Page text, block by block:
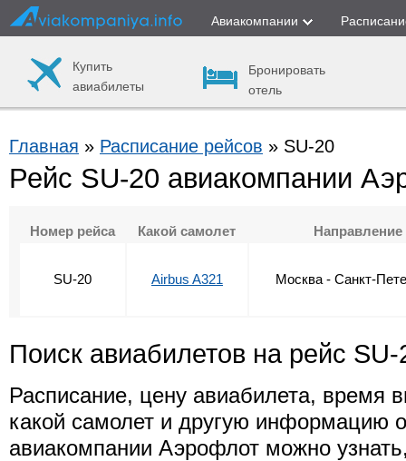
Авиакомпании
Купить
авиабилеты
Бронировать
отель
Главная » Расписание рейсов » SU-20
Рейс SU-20 авиакомпании
Номер рейса Какой самолет Направление
SU-20 Airbus A321 Москва - Санкт-
Поиск авиабилетов на рейс SU-
Расписание, цену авиабилета, время
какой самолет и другую информацию
авиакомпании Аэрофлот можно